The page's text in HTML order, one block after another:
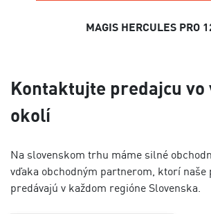
MAGIS HERCULES PRO
Kontaktujte predajcu vo
okolí
Na slovenskom trhu máme silné
vďaka obchodným partnerom, ktorí naše
predávajú v každom regióne Slovenska.